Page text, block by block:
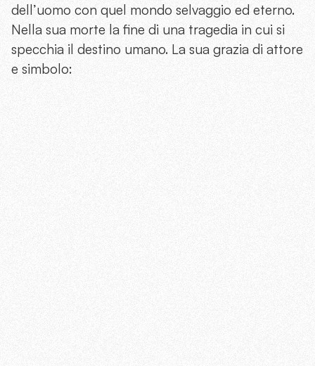
dell’uomo con quel mondo selvaggio ed eterno.
Nella sua morte la fine di una tragedia in cui si
specchia il destino umano. La sua grazia di attore
e simbolo: